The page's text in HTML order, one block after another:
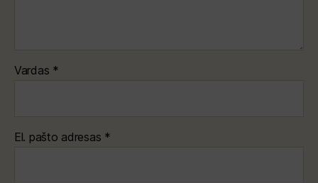
Vardas *
El. pašto adresas *